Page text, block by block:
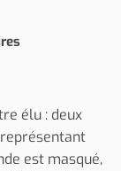
élu : deux
est masqué,